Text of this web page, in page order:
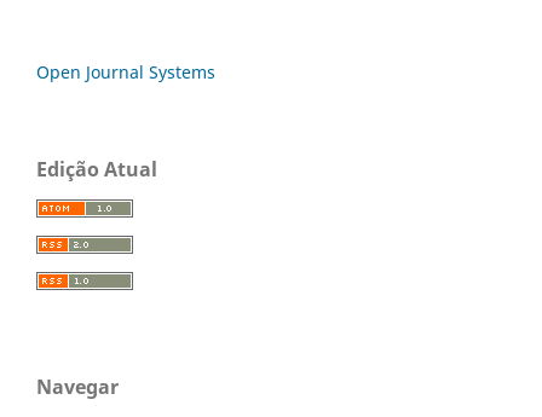
Open Journal Systems
Edição Atual
Navegar